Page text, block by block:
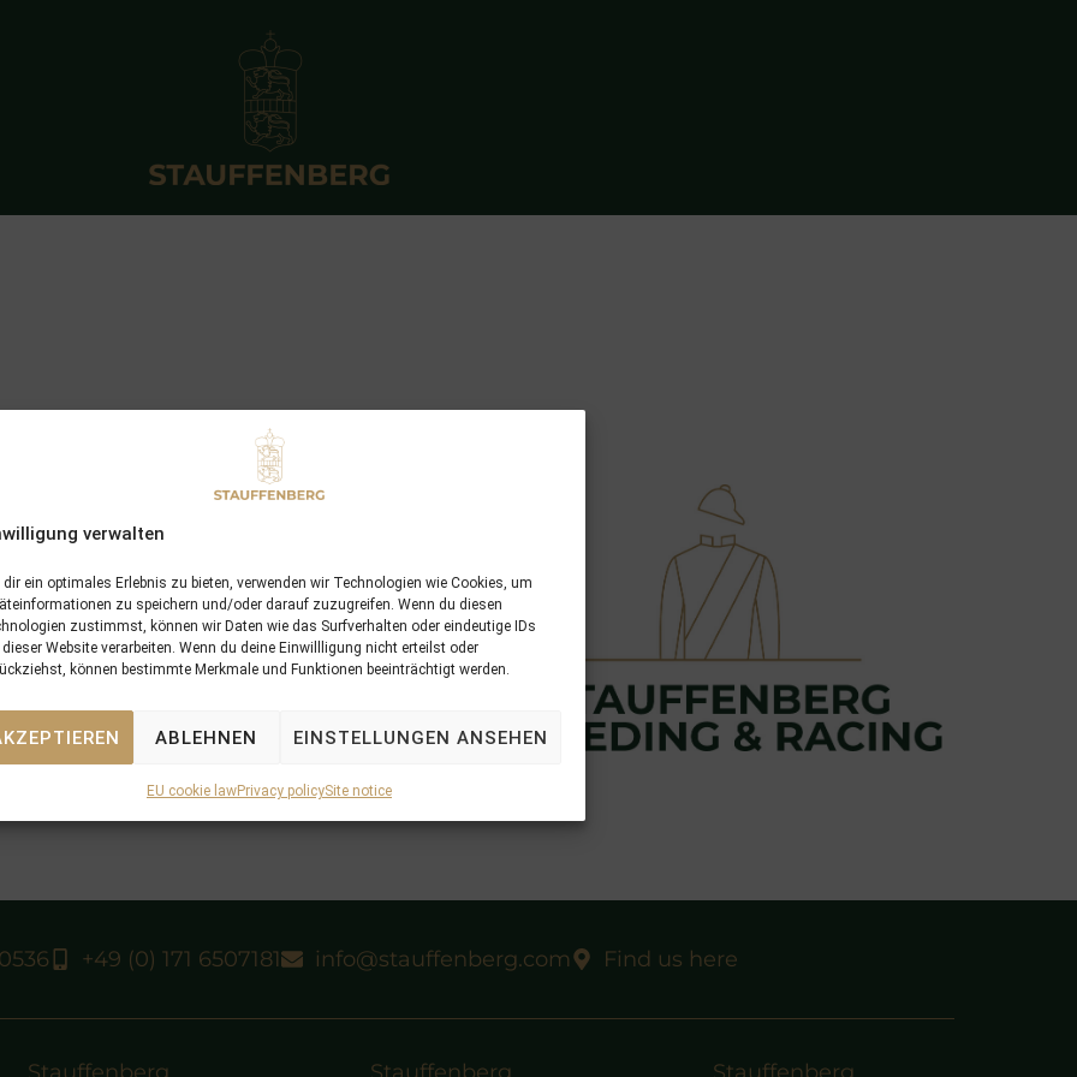
verwalten
dir ein optimales Erlebnis zu bieten, verwenden wir Technologien wie Cookies, um
zu speichern und/oder darauf zuzugreifen. Wenn du diesen
zustimmst, können wir Daten wie das Surfverhalten oder eindeutige IDs
Website verarbeiten. Wenn du deine Einwillligung nicht erteilst oder
können bestimmte Merkmale und Funktionen beeinträchtigt werden.
ABLEHNEN EINSTELLUNGEN ANSEHEN
EU cookie lawPrivacy policySite notice
+49 (0) 171 6507181 info@stauffenberg.com Find us here